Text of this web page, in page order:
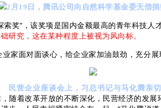
2月19日，腾讯公司向自然科学基金委无偿
奖”，该奖项是国内金额最高的青年科技
究，这在某种程度上被视为风向标。
家面对面谈心，给企业家加油鼓劲，充分
民营企业座谈会上，习总书记与马化腾亲
随着改革开放的不断深化，民营经济的发